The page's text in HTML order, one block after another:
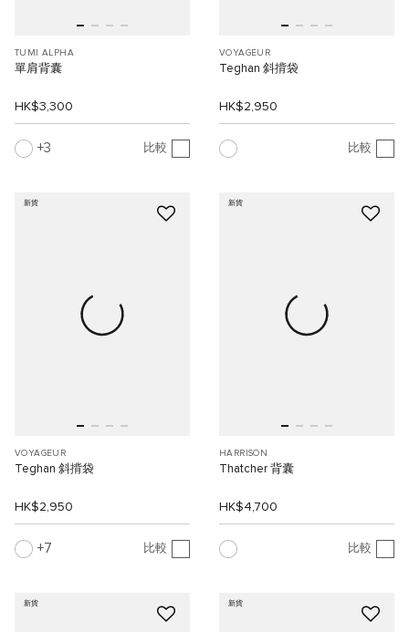
TUMI ALPHA
單肩背囊
HK$3,300
3 比較
VOYAGEUR
Teghan 斜揹袋
HK$2,950
比較
新貨
VOYAGEUR
Teghan 斜揹袋
HK$2,950
7 比較
新貨
HARRISON
Thatcher 背囊
HK$4,700
比較
新貨 新貨